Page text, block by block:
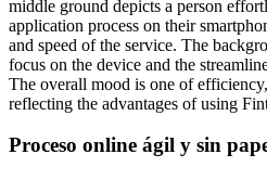
Proceso online ágil y sin